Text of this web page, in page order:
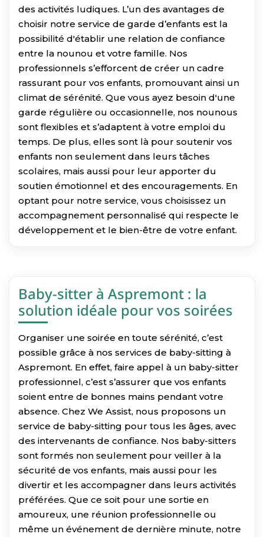
des activités ludiques. L’un des avantages de
choisir notre service de garde d’enfants est la
possibilité d'établir une relation de confiance
entre la nounou et votre famille. Nos
professionnels s’efforcent de créer un cadre
rassurant pour vos enfants, promouvant ainsi un
climat de sérénité. Que vous ayez besoin d'une
garde régulière ou occasionnelle, nos nounous
sont flexibles et s’adaptent à votre emploi du
temps. De plus, elles sont là pour soutenir vos
enfants non seulement dans leurs tâches
scolaires, mais aussi pour leur apporter du
soutien émotionnel et des encouragements. En
optant pour notre service, vous choisissez un
accompagnement personnalisé qui respecte le
développement et le bien-être de votre enfant.
Baby-sitter à Aspremont : la
solution idéale pour vos soirées
Organiser une soirée en toute sérénité, c’est
possible grâce à nos services de baby-sitting à
Aspremont. En effet, faire appel à un baby-sitter
professionnel, c’est s’assurer que vos enfants
soient entre de bonnes mains pendant votre
absence. Chez We Assist, nous proposons un
service de baby-sitting pour tous les âges, avec
des intervenants de confiance. Nos baby-sitters
sont formés non seulement pour veiller à la
sécurité de vos enfants, mais aussi pour les
divertir et les accompagner dans leurs activités
préférées. Que ce soit pour une sortie en
amoureux, une réunion professionnelle ou
même un événement de dernière minute, notre